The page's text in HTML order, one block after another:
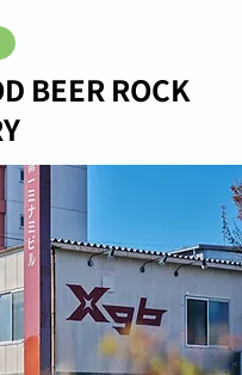
BEER ROCK